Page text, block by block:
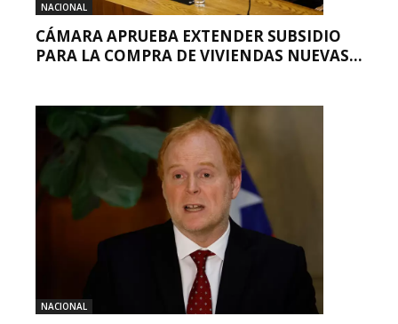
NACIONAL
CÁMARA APRUEBA EXTENDER SUBSIDIO
PARA LA COMPRA DE VIVIENDAS NUEVAS...
NACIONAL